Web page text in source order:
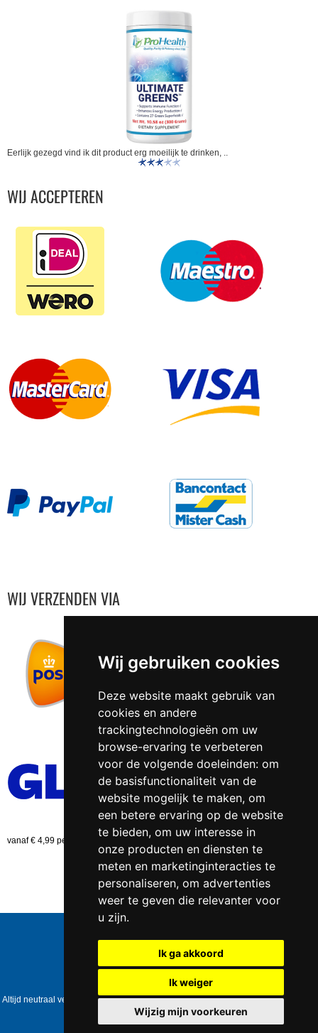
Wij gebruiken cookies
Deze website maakt gebruik van
cookies en andere
trackingtechnologieën om uw
browse-ervaring te verbeteren
voor de volgende doeleinden: om
de basisfunctionaliteit van de
website mogelijk te maken, om
een betere ervaring op de website
te bieden, om uw interesse in
onze producten en diensten te
meten en marketinginteracties te
personaliseren, om advertenties
weer te geven die relevanter voor
u zijn.
Ik ga akkoord
Ik weiger
Wijzig mijn voorkeuren
Eerlijk gezegd vind ik dit product erg moeilijk te drinken, ..
WIJ ACCEPTEREN
WIJ VERZENDEN VIA
vanaf € 4,99 per bestelling (NL)
Telefoonnummer:
KVK-nummer:5085.3279 teEnschede
NL823086161B01
IBAN:DE39 4016 4024 0162 9257 00
Copyright © 2006-2026Healthpower.nl
Altijd neutraal verpakt • Geen expliciete vermelding op het pakket • Op werkdagen
voor 17:00 besteld = dezelfde dag verzonden
Update cookies preferences